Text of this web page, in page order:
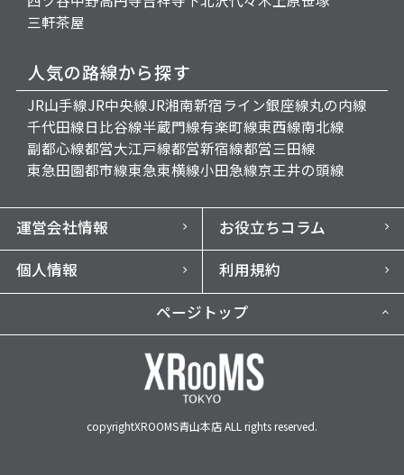
三軒茶屋
人気の路線から探す
JR山手線JR中央線JR湘南新宿ライン銀座線丸の内線
千代田線日比谷線半蔵門線有楽町線東西線南北線
副都心線都営大江戸線都営新宿線都営三田線
東急田園都市線東急東横線小田急線京王井の頭線
運営会社情報
お役立ちコラム
個人情報
利用規約
ページトップ
copyrightXROOMS青山本店 ALL rights reserved.